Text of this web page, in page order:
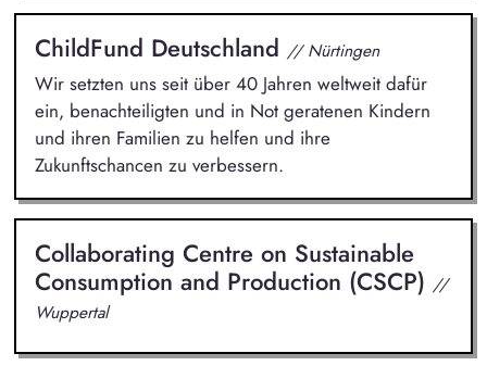
ChildFund Deutschland // Nürtingen
Wir setzten uns seit über 40 Jahren weltweit dafür
ein, benachteiligten und in Not geratenen Kindern
und ihren Familien zu helfen und ihre
Zukunftschancen zu verbessern.
Collaborating Centre on Sustainable
Consumption and Production (CSCP) //
Wuppertal